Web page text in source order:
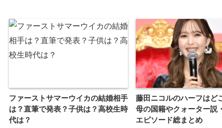
ファーストサマーウイカの結婚相手
は？直筆で発表？子供は？高校生時
代は？
藤田ニコルのハーフはど
母の国籍やクォーター説
エピソード総まとめ